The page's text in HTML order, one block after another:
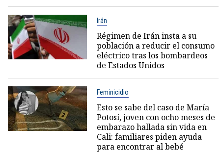
Irán
Régimen de Irán insta a su
población a reducir el consumo
eléctrico tras los bombardeos
de Estados Unidos
Feminicidio
Esto se sabe del caso de María
Potosí, joven con ocho meses de
embarazo hallada sin vida en
Cali: familiares piden ayuda
para encontrar al bebé